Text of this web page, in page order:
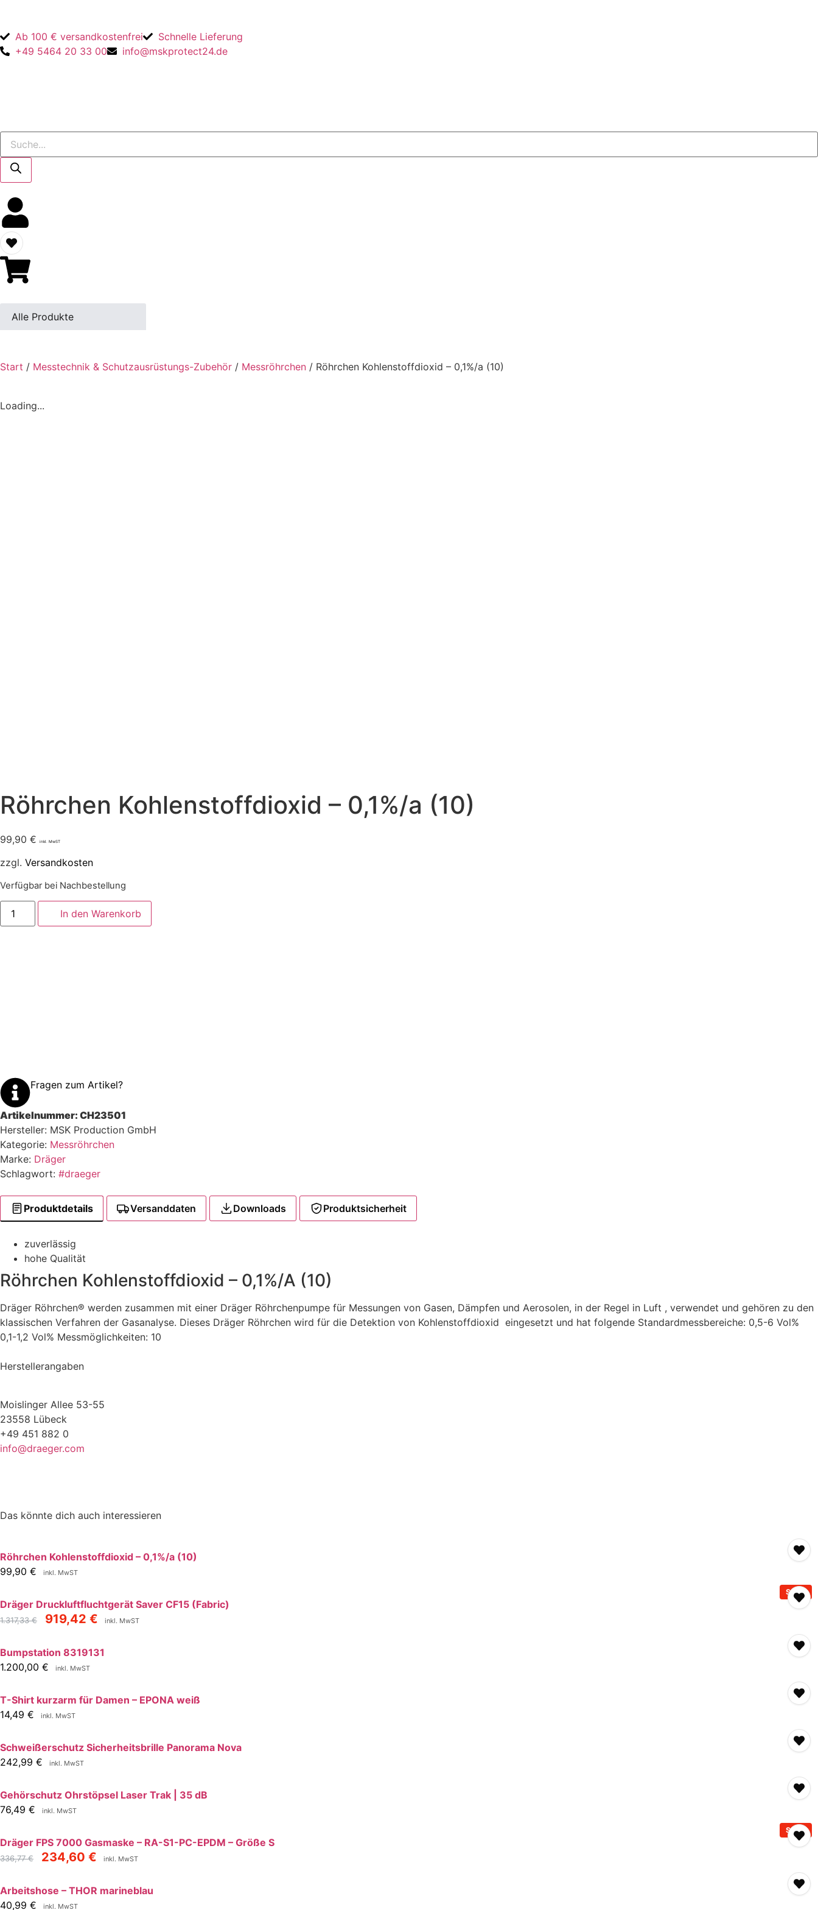
Ab 100 € versandkostenfrei
Schnelle Lieferung
+49 5464 20 33 00
info@mskprotect24.de
Alle Produkte
Start / Messtechnik & Schutzausrüstungs-Zubehör / Messröhrchen / Röhrchen Kohlenstoffdioxid – 0,1%/a (10)
Loading...
Röhrchen Kohlenstoffdioxid – 0,1%/a (10)
99,90 € inkl. MwST
zzgl. Versandkosten
Verfügbar bei Nachbestellung
In den Warenkorb
Fragen zum Artikel?
Artikelnummer: CH23501
Kategorie: Messröhrchen
Schlagwort: #draeger
Hersteller: MSK Production GmbH
Marke: Dräger
Produktdetails Versanddaten Downloads Produktsicherheit
zuverlässig
hohe Qualität
Röhrchen Kohlenstoffdioxid – 0,1%/A (10)
Dräger Röhrchen® werden zusammen mit einer Dräger Röhrchenpumpe für Messungen von Gasen, Dämpfen und Aerosolen, in der Regel in Luft , verwendet und gehören zu den
klassischen Verfahren der Gasanalyse. Dieses Dräger Röhrchen wird für die Detektion von Kohlenstoffdioxid eingesetzt und hat folgende Standardmessbereiche: 0,5-6 Vol%
0,1-1,2 Vol% Messmöglichkeiten: 10
Herstellerangaben
Moislinger Allee 53-55
23558 Lübeck
+49 451 882 0
info@draeger.com
Das könnte dich auch interessieren
Röhrchen Kohlenstoffdioxid – 0,1%/a (10)
99,90 € inkl. MwST
Dräger Druckluftfluchtgerät Saver CF15 (Fabric)
1.317,33€ 919,42 € inkl. MwST
Bumpstation 8319131
1.200,00 € inkl. MwST
T-Shirt kurzarm für Damen – EPONA weiß
14,49 € inkl. MwST
Schweißerschutz Sicherheitsbrille Panorama Nova
242,99 € inkl. MwST
Gehörschutz Ohrstöpsel Laser Trak | 35 dB
76,49 € inkl. MwST
Dräger FPS 7000 Gasmaske – RA-S1-PC-EPDM – Größe S
336,77€ 234,60 € inkl. MwST
Arbeitshose – THOR marineblau
40,99 € inkl. MwST